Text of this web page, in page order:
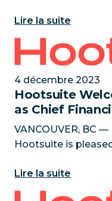
Talkwalker, la
listening alimentée
Lire la suite
Hootsuite
4 décembre 2023
Hootsuite
as Chief
VANCOUVER, BC
Hootsuite is
Financial Officer
member of
Lire la suite
Hootsuite Unveils